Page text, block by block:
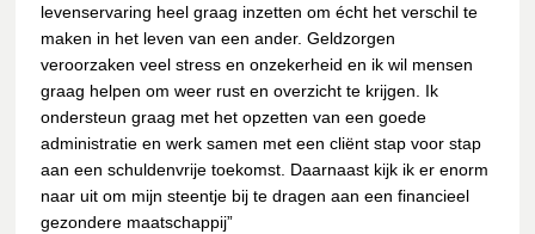
levenservaring heel graag inzetten om écht het verschil te
maken in het leven van een ander. Geldzorgen
veroorzaken veel stress en onzekerheid en ik wil mensen
graag helpen om weer rust en overzicht te krijgen. Ik
ondersteun graag met het opzetten van een goede
administratie en werk samen met een cliënt stap voor stap
aan een schuldenvrije toekomst. Daarnaast kijk ik er enorm
naar uit om mijn steentje bij te dragen aan een financieel
gezondere maatschappij”